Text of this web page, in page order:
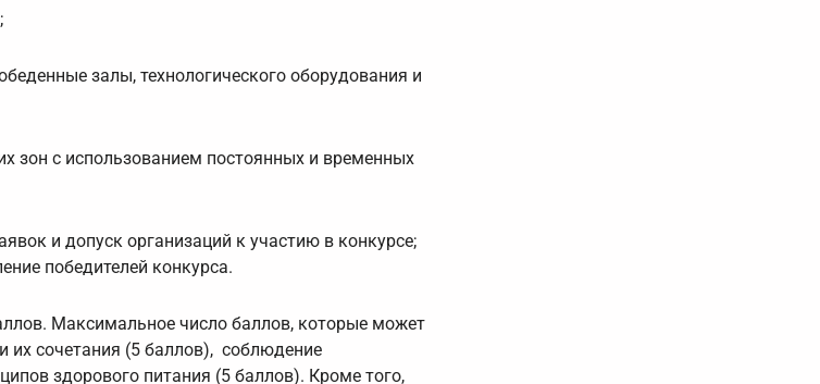
залы, технологического оборудования и
зон с использованием постоянных и временных
и допуск организаций к участию в конкурсе;
победителей конкурса.
Максимальное число баллов, которые может
их сочетания (5 баллов), соблюдение
здорового питания (5 баллов). Кроме того,